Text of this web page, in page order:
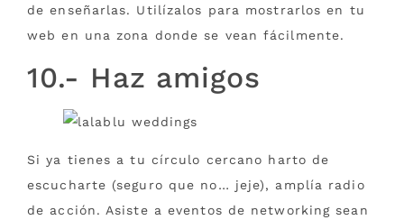
de enseñarlas. Utilízalos para mostrarlos en tu
web en una zona donde se vean fácilmente.
10.- Haz amigos
Si ya tienes a tu círculo cercano harto de
escucharte (seguro que no… jeje), amplía radio
de acción. Asiste a eventos de networking sean